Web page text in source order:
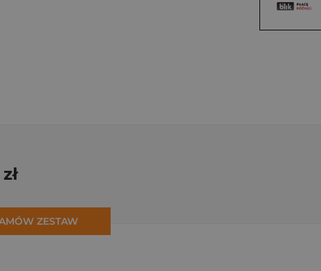
ZESTAW